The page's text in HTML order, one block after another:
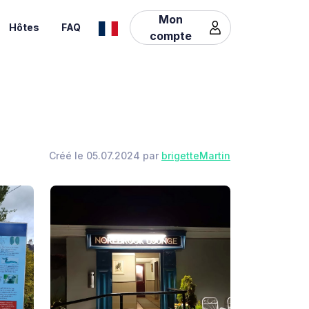
Hôtes FAQ
Mon
compte
Créé le 05.07.2024 par brigetteMartin